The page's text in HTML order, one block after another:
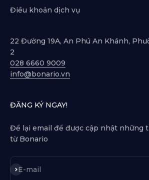
Điều khoản dịch vụ
22 Đường 19A, An Phú An Khánh,
2
028 6660 9009
info@bonario.vn
ĐĂNG KÝ NGAY!
Để lại email để được cập nhật những
từ Bonario
E-mail
Subscribe